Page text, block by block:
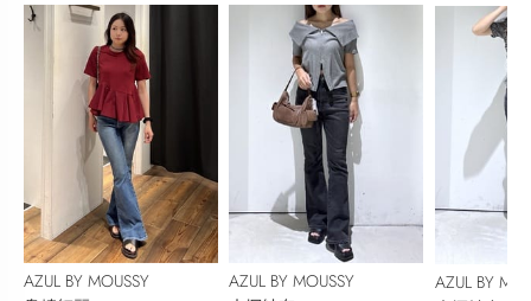
AZUL BY MOUSSY
AZUL BY MOUSSY
AZUL BY